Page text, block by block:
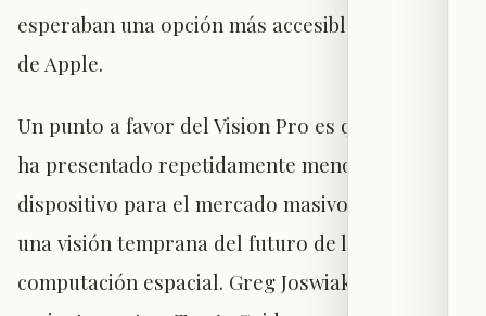
esperaban una opción más accesible del casco
de Apple.
Un punto a favor del Vision Pro es que Apple lo
ha presentado repetidamente menos como un
dispositivo para el mercado masivo y más como
una visión temprana del futuro de la
computación espacial. Greg Joswiak comentó